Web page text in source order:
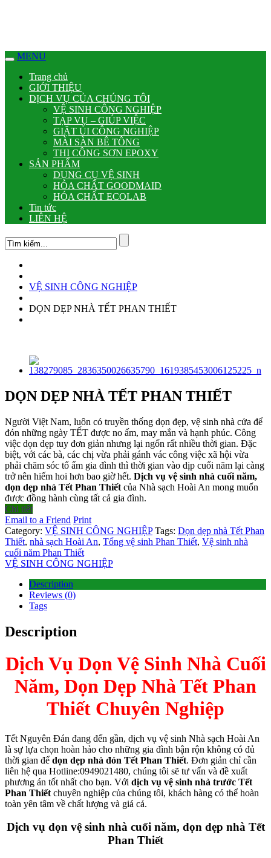
panel
paketleri
panel
panel
panel
panel
panel
panel
panel
panel
panel
panel
panel
satın al
panel
panel
panel
panel
panel
panel
panel
panel
panel
panel
panel
MENU
Trang chủ
GIỚI THIỆU
DỊCH VỤ CỦA CHÚNG TÔI
VỆ SINH CÔNG NGHIỆP
TẠP VỤ – GIÚP VIỆC
GIẶT ỦI CÔNG NGHIỆP
MÀI SÀN BÊ TÔNG
THI CÔNG SƠN EPOXY
SẢN PHẨM
DỤNG CỤ VỆ SINH
HÓA CHẤT GOODMAID
HÓA CHẤT ECOLAB
Tin tức
LIÊN HỆ
VỆ SINH CÔNG NGHIỆP
DỌN DẸP NHÀ TẾT PHAN THIẾT
DỌN DẸP NHÀ TẾT PHAN THIẾT
Người Việt Nam, luôn có truyền thống dọn đẹp, vệ sinh nhà cửa để
đón những ngày TẾT được no ấm, may mắn và hạnh phúc. Công
việc dọn dẹp tuy đơn giản nhưng lại ngốn rất nhiều thời gian. Đặc
biệt, với các bà, các chị vừa phải gánh vác công việc xã hội vừa
phải chăm sóc tổ ấm gia đình thì thời gian vào dịp cuối năm lại càng
trở nên hiếm hoi hơn bao giờ hết. Dịch vụ vệ sinh nhà cuối năm,
dọn dẹp nhà Tết Phan Thiết của Nhà sạch Hoài An mong muốn
được đồng hành cùng tất cả gia đình.
Chi tiết
Email to a Friend Print
Category: VỆ SINH CÔNG NGHIỆP Tags: Dọn dẹp nhà Tết Phan
Thiết, nhà sạch Hoài An, Tổng vệ sinh Phan Thiết, Vệ sinh nhà
cuối năm Phan Thiết
VỆ SINH CÔNG NGHIỆP
Description
Reviews (0)
Tags
Description
Dịch Vụ Dọn Vệ Sinh Nhà Cuối
Năm, Dọn Dẹp Nhà Tết Phan
Thiết Chuyên Nghiệp
Tết Nguyên Đán đang đến gần, dịch vụ vệ sinh Nhà sạch Hoài An
là sự lựa chọn hoàn hảo cho những gia đình bận rộn không có đủ
thời gian để dọn dẹp nhà đón Tết Phan Thiết. Đơn giản chỉ cần
liên hệ qua Hotline:0949021480, chúng tôi sẽ tư vấn và đề xuất
phương án tốt nhất cho bạn. Với dịch vụ vệ sinh nhà trước Tết
Phan Thiết chuyên nghiệp của chúng tôi, khách hàng có thể hoàn
toàn yên tâm về chất lượng và giá cả.
Dịch vụ dọn vệ sinh nhà cuối năm, dọn dẹp nhà Tết
Phan Thiết